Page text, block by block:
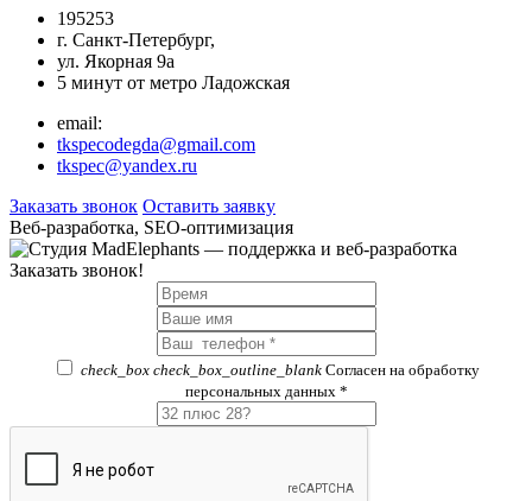
195253
г. Санкт-Петербург,
ул. Якорная 9а
5 минут от метро Ладожская
email:
tkspecodegda@gmail.com
tkspec@yandex.ru
Заказать звонок Оставить заявку
Веб-разработка, SEO-оптимизация
Заказать звонок!
check_box check_box_outline_blank Согласен на обработку
персональных данных *